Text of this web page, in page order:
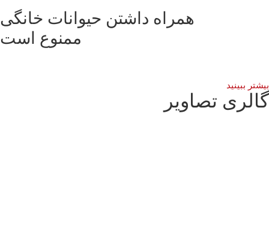
همراه داشتن حیوانات خانگی
ممنوع است
ببینید
تصاویر